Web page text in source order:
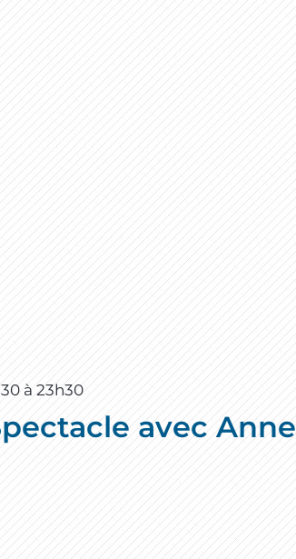
à23h30
avec Anne